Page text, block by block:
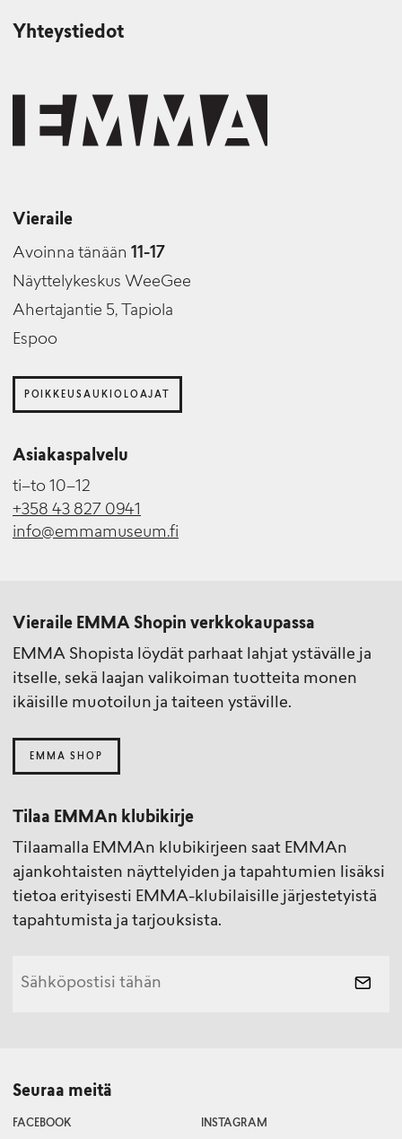
Yhteystiedot
Vieraile
Avoinna tänään 11-17
Näyttelykeskus WeeGee
Ahertajantie 5, Tapiola
Espoo
POIKKEUSAUKIOLOAJAT
Asiakaspalvelu
ti–to 10–12
+358 43 827 0941
info@emmamuseum.fi
Vieraile EMMA Shopin verkkokaupassa
EMMA Shopista löydät parhaat lahjat ystävälle ja
itselle, sekä laajan valikoiman tuotteita monen
ikäisille muotoilun ja taiteen ystäville.
EMMA SHOP
Tilaa EMMAn klubikirje
Tilaamalla EMMAn klubikirjeen saat EMMAn
ajankohtaisten näyttelyiden ja tapahtumien lisäksi
tietoa erityisesti EMMA-klubilaisille järjestetyistä
tapahtumista ja tarjouksista.
Seuraa meitä
FACEBOOK
INSTAGRAM